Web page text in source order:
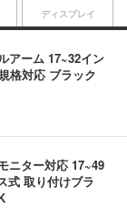
アーム 17~32イン
格対応 ブラック
ニター対応 17~49
式 取り付けブラ
ディスプレイ